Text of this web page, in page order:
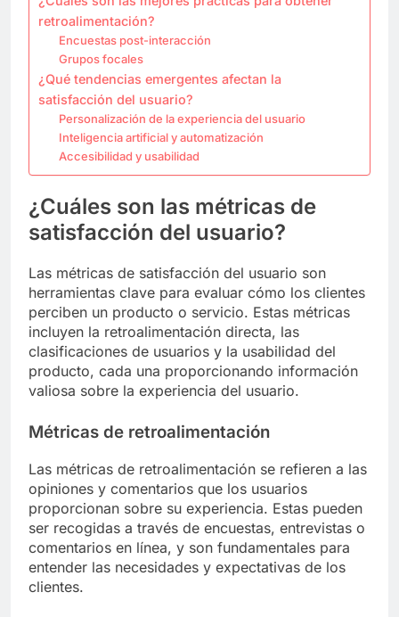
retroalimentación?
Encuestas post-interacción
Grupos focales
¿Qué tendencias emergentes afectan la
satisfacción del usuario?
Personalización de la experiencia del usuario
Inteligencia artificial y automatización
Accesibilidad y usabilidad
¿Cuáles son las métricas de
satisfacción del usuario?
Las métricas de satisfacción del usuario son
herramientas clave para evaluar cómo los clientes
perciben un producto o servicio. Estas métricas
incluyen la retroalimentación directa, las
clasificaciones de usuarios y la usabilidad del
producto, cada una proporcionando información
valiosa sobre la experiencia del usuario.
Métricas de retroalimentación
Las métricas de retroalimentación se refieren a las
opiniones y comentarios que los usuarios
proporcionan sobre su experiencia. Estas pueden
ser recogidas a través de encuestas, entrevistas o
comentarios en línea, y son fundamentales para
entender las necesidades y expectativas de los
clientes.